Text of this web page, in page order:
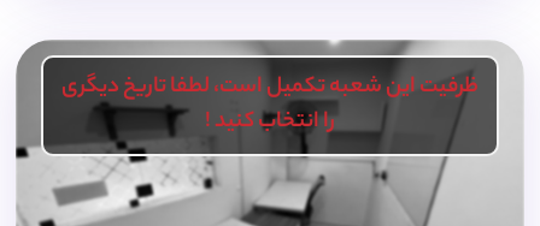
ظرفیت این شعبه تکمیل است، لطفا تاریخ دیگری
را انتخاب کنید !